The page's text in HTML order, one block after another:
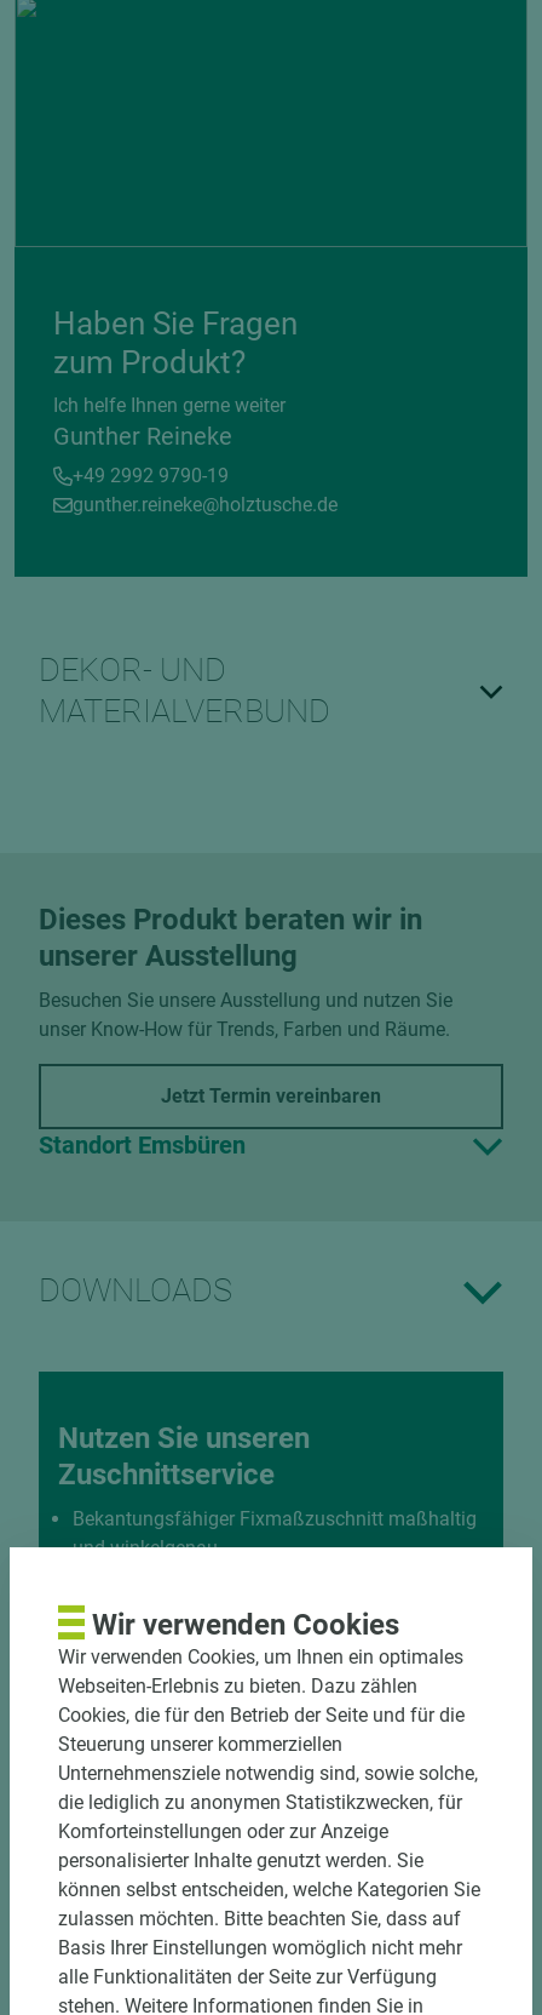
Haben Sie Fragen
zum Produkt?
Ich helfe Ihnen gerne weiter
Gunther Reineke
+49 2992 9790-19
gunther.reineke@holztusche.de
DEKOR- UND
MATERIALVERBUND
Dieses Produkt beraten wir in
unserer Ausstellung
Besuchen Sie unsere Ausstellung und nutzen Sie
unser Know-How für Trends, Farben und Räume.
Jetzt Termin vereinbaren
Standort Emsbüren
DOWNLOADS
Nutzen Sie unseren
Zuschnittservice
Bekantungsfähiger Fixmaßzuschnitt maßhaltig
und winkelgenau
halbautomatische Beschickung
Einzelteiletikettierung auf Wunsch möglich
Materialschonende und kundengerechte
Verpackung der Fixmaße
Jetzt Zuschnitt anfragen
Wir verwenden Cookies
Wir verwenden Cookies, um Ihnen ein optimales
Webseiten-Erlebnis zu bieten. Dazu zählen
Cookies, die für den Betrieb der Seite und für die
Steuerung unserer kommerziellen
Unternehmensziele notwendig sind, sowie solche,
die lediglich zu anonymen Statistikzwecken, für
Komforteinstellungen oder zur Anzeige
personalisierter Inhalte genutzt werden. Sie
können selbst entscheiden, welche Kategorien Sie
zulassen möchten. Bitte beachten Sie, dass auf
Basis Ihrer Einstellungen womöglich nicht mehr
alle Funktionalitäten der Seite zur Verfügung
stehen. Weitere Informationen finden Sie in